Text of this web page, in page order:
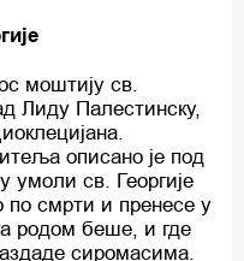
моштију св.
Лиду Палестинску,
описано је под
умоли св. Георгије
по смрти и пренесе у
родом беше, и где
сиромасима.